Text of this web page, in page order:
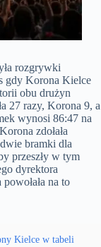
rozgrywki
gdy Korona Kielce
obu drużyn
27 razy, Korona 9, a
wynosi 86:47 na
zdołała
bramki dla
przeszły w tym
dyrektora
na to
Kielce w tabeli